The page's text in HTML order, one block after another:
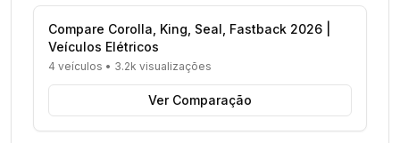
Compare Corolla, King, Seal, Fastback 2026 |
Veículos Elétricos
4 veículos • 3.2k visualizações
Ver Comparação